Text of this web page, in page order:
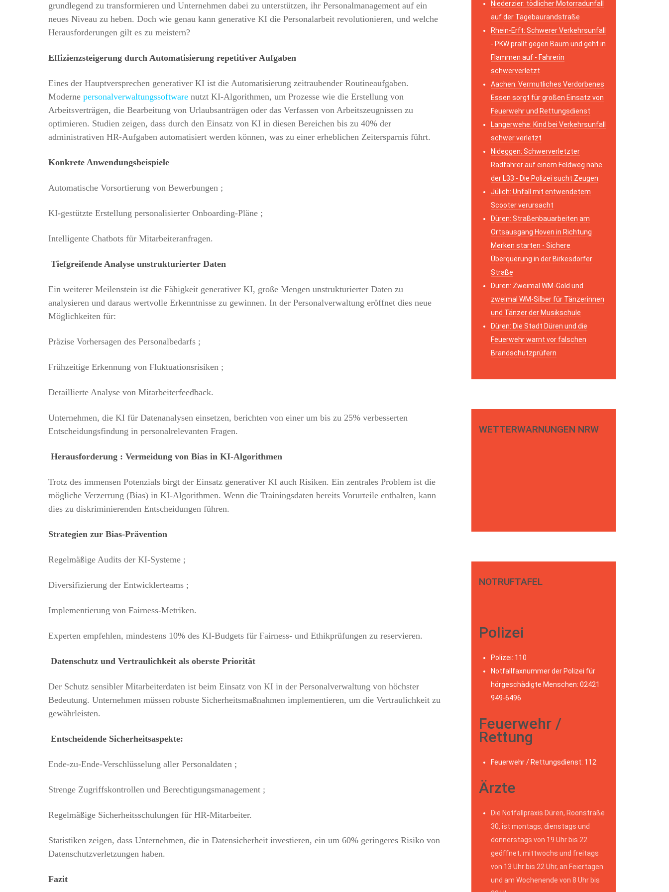
grundlegend zu transformieren und Unternehmen dabei zu unterstützen, ihr Personalmanagement auf ein
neues Niveau zu heben. Doch wie genau kann generative KI die Personalarbeit revolutionieren, und welche
Herausforderungen gilt es zu meistern?
Effizienzsteigerung durch Automatisierung repetitiver Aufgaben
Eines der Hauptversprechen generativer KI ist die Automatisierung zeitraubender Routineaufgaben.
Moderne personalverwaltungssoftware nutzt KI-Algorithmen, um Prozesse wie die Erstellung von
Arbeitsverträgen, die Bearbeitung von Urlaubsanträgen oder das Verfassen von Arbeitszeugnissen zu
optimieren. Studien zeigen, dass durch den Einsatz von KI in diesen Bereichen bis zu 40% der
administrativen HR-Aufgaben automatisiert werden können, was zu einer erheblichen Zeitersparnis führt.
Konkrete Anwendungsbeispiele
Automatische Vorsortierung von Bewerbungen ;
KI-gestützte Erstellung personalisierter Onboarding-Pläne ;
Intelligente Chatbots für Mitarbeiteranfragen.
Tiefgreifende Analyse unstrukturierter Daten
Ein weiterer Meilenstein ist die Fähigkeit generativer KI, große Mengen unstrukturierter Daten zu
analysieren und daraus wertvolle Erkenntnisse zu gewinnen. In der Personalverwaltung eröffnet dies neue
Möglichkeiten für:
Präzise Vorhersagen des Personalbedarfs ;
Frühzeitige Erkennung von Fluktuationsrisiken ;
Detaillierte Analyse von Mitarbeiterfeedback.
Unternehmen, die KI für Datenanalysen einsetzen, berichten von einer um bis zu 25% verbesserten
Entscheidungsfindung in personalrelevanten Fragen.
Herausforderung : Vermeidung von Bias in KI-Algorithmen
Trotz des immensen Potenzials birgt der Einsatz generativer KI auch Risiken. Ein zentrales Problem ist die
mögliche Verzerrung (Bias) in KI-Algorithmen. Wenn die Trainingsdaten bereits Vorurteile enthalten, kann
dies zu diskriminierenden Entscheidungen führen.
Strategien zur Bias-Prävention
Regelmäßige Audits der KI-Systeme ;
Diversifizierung der Entwicklerteams ;
Implementierung von Fairness-Metriken.
Experten empfehlen, mindestens 10% des KI-Budgets für Fairness- und Ethikprüfungen zu reservieren.
Datenschutz und Vertraulichkeit als oberste Priorität
Der Schutz sensibler Mitarbeiterdaten ist beim Einsatz von KI in der Personalverwaltung von höchster
Bedeutung. Unternehmen müssen robuste Sicherheitsmaßnahmen implementieren, um die Vertraulichkeit zu
gewährleisten.
Entscheidende Sicherheitsaspekte:
Ende-zu-Ende-Verschlüsselung aller Personaldaten ;
Strenge Zugriffskontrollen und Berechtigungsmanagement ;
Regelmäßige Sicherheitsschulungen für HR-Mitarbeiter.
Statistiken zeigen, dass Unternehmen, die in Datensicherheit investieren, ein um 60% geringeres Risiko von
Datenschutzverletzungen haben.
Fazit
Niederzier: tödlicher Motorradunfall
auf der Tagebaurandstraße
Rhein-Erft: Schwerer Verkehrsunfall
- PKW prallt gegen Baum und geht in
Flammen auf - Fahrerin
schwerverletzt
Aachen: Vermutliches Verdorbenes
Essen sorgt für großen Einsatz von
Feuerwehr und Rettungsdienst
Langerwehe: Kind bei Verkehrsunfall
schwer verletzt
Nideggen: Schwerverletzter
Radfahrer auf einem Feldweg nahe
der L33 - Die Polizei sucht Zeugen
Jülich: Unfall mit entwendetem
Scooter verursacht
Düren: Straßenbauarbeiten am
Ortsausgang Hoven in Richtung
Merken starten - Sichere
Überquerung in der Birkesdorfer
Straße
Düren: Zweimal WM-Gold und
zweimal WM-Silber für Tänzerinnen
und Tänzer der Musikschule
Düren: Die Stadt Düren und die
Feuerwehr warnt vor falschen
Brandschutzprüfern
WETTERWARNUNGEN NRW
NOTRUFTAFEL
Polizei
Polizei: 110
Notfallfaxnummer der Polizei für
hörgeschädigte Menschen: 02421
949-6496
Feuerwehr /
Rettung
Feuerwehr / Rettungsdienst: 112
Ärzte
Die Notfallpraxis Düren, Roonstraße
30, ist montags, dienstags und
donnerstags von 19 Uhr bis 22
geöffnet, mittwochs und freitags
von 13 Uhr bis 22 Uhr, an Feiertagen
und am Wochenende von 8 Uhr bis